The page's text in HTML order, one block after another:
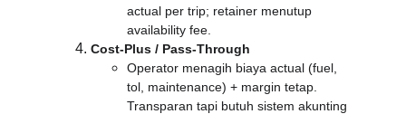
actual per trip; retainer menutup
availability fee.
Cost-Plus / Pass-Through
Operator menagih biaya actual (fuel,
tol, maintenance) + margin tetap.
Transparan tapi butuh sistem akunting